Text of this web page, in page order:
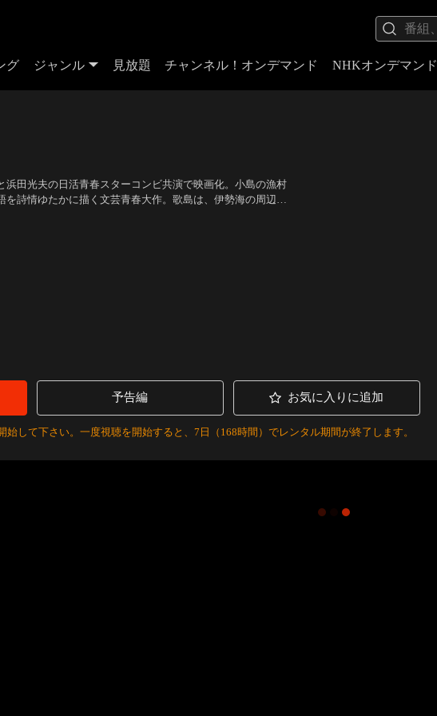
グ ジャンル 見放題 チャンネル！オンデマンド NHKオンデマンド
浜田光夫の日活青春スターコンビ共演で映画化。小島の漁村
を詩情ゆたかに描く文芸青春大作。歌島は、伊勢海の周辺が
予告編 お気に入りに追加
始して下さい。一度視聴を開始すると、7日（168時間）でレンタル期間が終了します。